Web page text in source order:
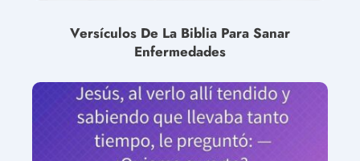
Versículos De La Biblia Para Sanar
Enfermedades